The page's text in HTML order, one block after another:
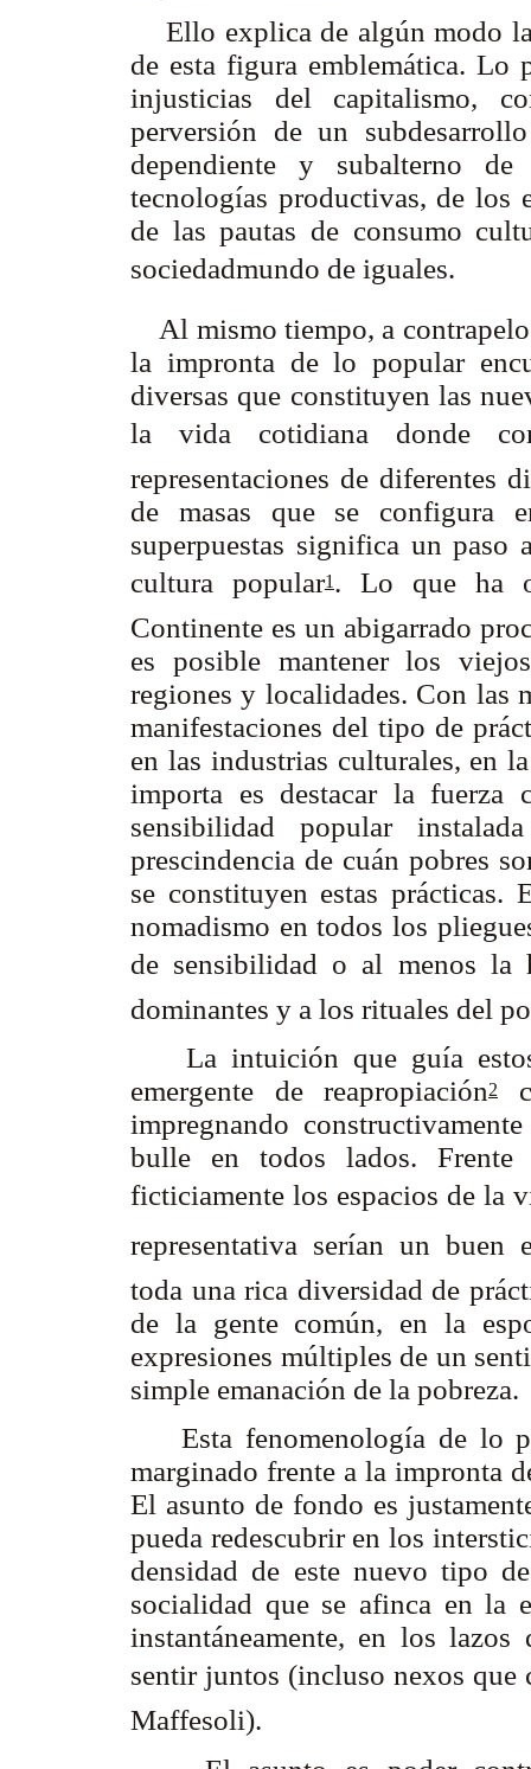
Ello explica de algún modo la
de esta figura emblemática. Lo
injusticias del capitalismo,
perversión de un
dependiente y subalterno
tecnologías productivas, de los
de las pautas de consumo
sociedadmundo de iguales.
Al mismo tiempo, a contrapelo
la impronta de lo popular
diversas que constituyen las
la vida cotidiana donde
representaciones de diferentes
de masas que se configura
superpuestas significa un paso
cultura popular1. Lo que ha
Continente es un abigarrado
es posible mantener los
regiones y localidades. Con las
manifestaciones del tipo de
en las industrias culturales, en
importa es destacar la fuerza
sensibilidad popular
prescindencia de cuán pobres
se constituyen estas prácticas.
nomadismo en todos los
de sensibilidad o al menos
dominantes y a los rituales del
La intuición que guía estos
emergente de reapropiación2
impregnando
bulle en todos lados.
ficticiamente los espacios de la
representativa serían un buen
toda una rica diversidad de
de la gente común, en la
expresiones múltiples de un
simple emanación de la pobreza.
Esta fenomenología de lo
marginado frente a la impronta
El asunto de fondo es
pueda redescubrir en los
densidad de este nuevo tipo
socialidad que se afinca en la
instantáneamente, en los
sentir juntos (incluso nexos
Maffesoli).